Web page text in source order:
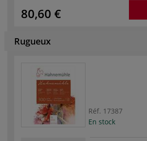
80,60 €
Rugueux
Réf. 17387
En stock